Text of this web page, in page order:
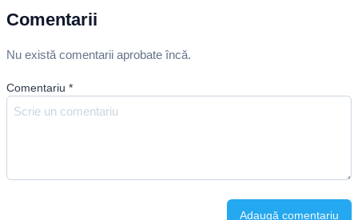
Comentarii
Nu există comentarii aprobate încă.
Comentariu *
Adaugă comentariu